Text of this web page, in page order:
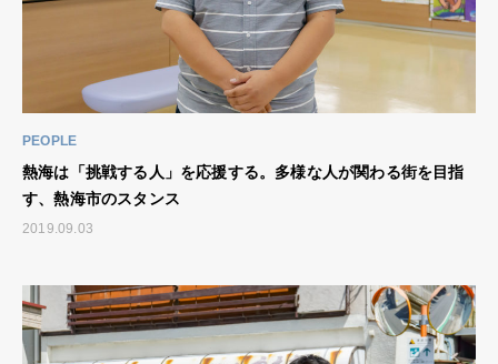
PEOPLE
熱海は「挑戦する人」を応援する。多様な人が関わる街を目指
す、熱海市のスタンス
2019.09.03